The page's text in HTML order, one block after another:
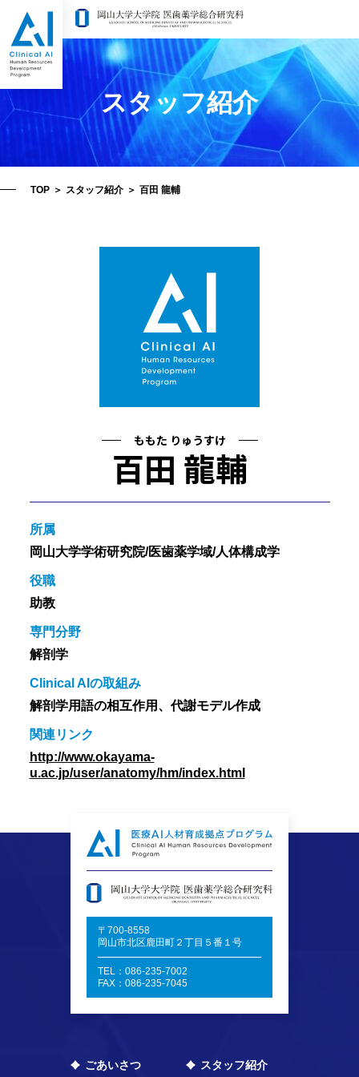
スタッフ紹介
TOP ＞ スタッフ紹介 ＞ 百田 龍輔
百田 龍輔
ももた りゅうすけ
所属
岡山大学学術研究院/医歯薬学域/人体構成学
役職
助教
専門分野
解剖学
Clinical AIの取組み
解剖学用語の相互作用、代謝モデル作成
関連リンク
http://www.okayama-
u.ac.jp/user/anatomy/hm/index.html
〒700-8558
岡山市北区鹿田町２丁目５番１号
TEL：086-235-7002
FAX：086-235-7045
ごあいさつ スタッフ紹介